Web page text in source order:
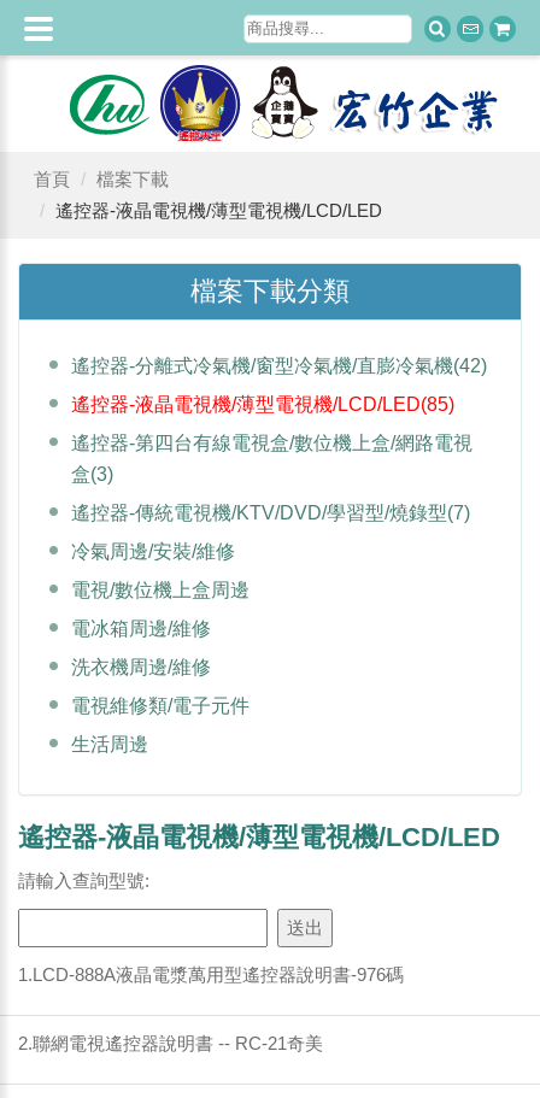
首頁
檔案下載
遙控器-液晶電視機/薄型電視機/LCD/LED
檔案下載分類
遙控器-分離式冷氣機/窗型冷氣機/直膨冷氣機(42)
遙控器-液晶電視機/薄型電視機/LCD/LED(85)
遙控器-第四台有線電視盒/數位機上盒/網路電視
盒(3)
遙控器-傳統電視機/KTV/DVD/學習型/燒錄型(7)
冷氣周邊/安裝/維修
電視/數位機上盒周邊
電冰箱周邊/維修
洗衣機周邊/維修
電視維修類/電子元件
生活周邊
遙控器-液晶電視機/薄型電視機/LCD/LED
請輸入查詢型號:
1.LCD-888A液晶電漿萬用型遙控器說明書-976碼
2.聯網電視遙控器說明書 -- RC-21奇美